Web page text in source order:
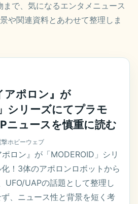
で、気になるエンタメニュース
や関連資料とあわせて整理しま
アポロン』が
シリーズにてプラモ
ニュースを慎重に読む
ホビーウェブ
ポロン』が「MODEROID」シリ
！3体のアポロンロボットから
UFO/UAPの話題として整理し
、ニュース性と背景を短く考